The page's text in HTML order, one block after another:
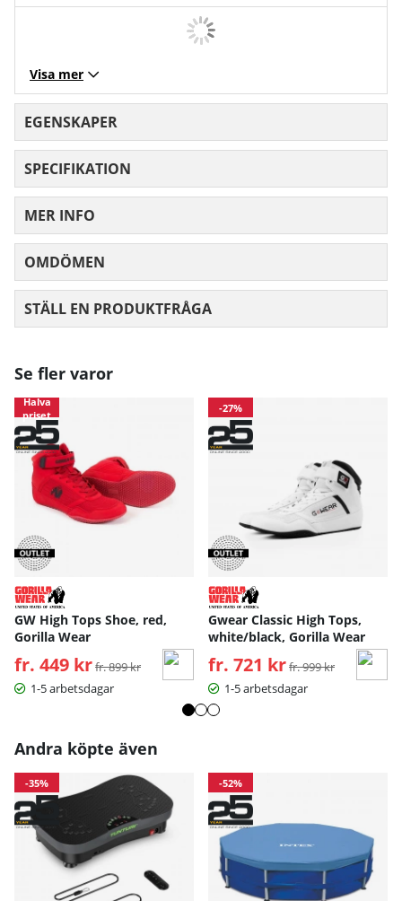
Visa mer
EGENSKAPER
SPECIFIKATION
MER INFO
OMDÖMEN
STÄLL EN PRODUKTFRÅGA
Se fler varor
Halva
priset
GW High Tops Shoe, red,
Gorilla Wear
fr. 449 kr Ordinarie pris:
fr. 899 kr
1-5 arbetsdagar
-27%
Gwear Classic High Tops,
white/black, Gorilla Wear
fr. 721 kr Ordinarie pris:
fr. 999 kr
1-5 arbetsdagar
Andra köpte även
-35% -52%